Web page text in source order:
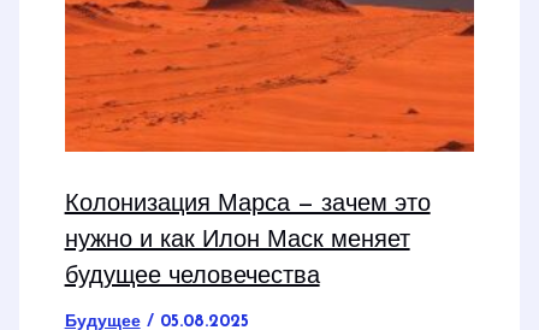
Колонизация Марса — зачем это
нужно и как Илон Маск меняет
будущее человечества
Будущее/ 05.08.2025